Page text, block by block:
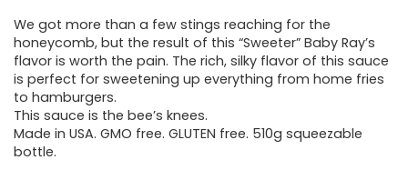
We got more than a few stings reaching for the
honeycomb, but the result of this “Sweeter” Baby Ray’s
flavor is worth the pain. The rich, silky flavor of this sauce
is perfect for sweetening up everything from home fries
to hamburgers.
This sauce is the bee’s knees.
Made in USA. GMO free. GLUTEN free. 510g squeezable
bottle.